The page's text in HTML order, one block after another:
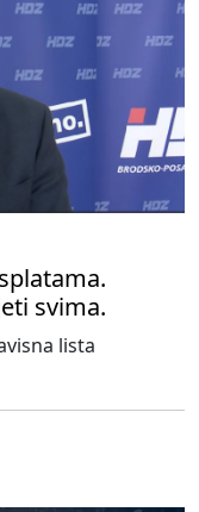
svima.
lista